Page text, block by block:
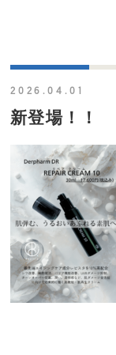
2026.04.01
新登場！！